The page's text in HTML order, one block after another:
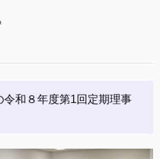
和８年度第1回定期理事